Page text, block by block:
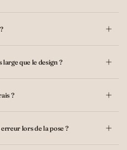
que le design ?
?
lors de la pose ?